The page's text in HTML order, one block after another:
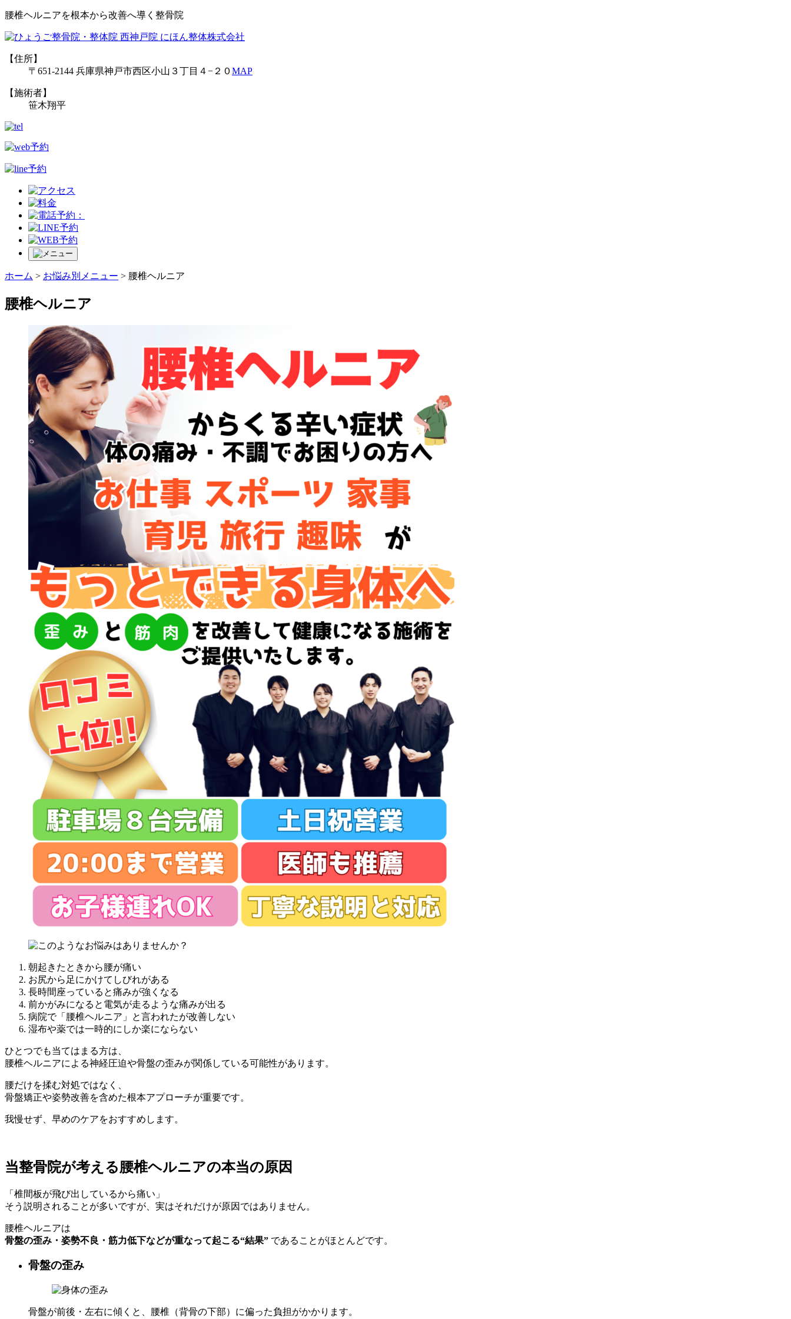
腰椎ヘルニアを根本から改善へ導く整骨院
【住所】
〒651-2144 兵庫県神戸市西区小山３丁目４−２０MAP
【施術者】
笹木翔平
ホーム > お悩み別メニュー > 腰椎ヘルニア
腰椎ヘルニア
朝起きたときから腰が痛い
お尻から足にかけてしびれがある
長時間座っていると痛みが強くなる
前かがみになると電気が走るような痛みが出る
病院で「腰椎ヘルニア」と言われたが改善しない
湿布や薬では一時的にしか楽にならない
ひとつでも当てはまる方は、
腰椎ヘルニアによる神経圧迫や骨盤の歪みが関係している可能性があります。
腰だけを揉む対処ではなく、
骨盤矯正や姿勢改善を含めた根本アプローチが重要です。
我慢せず、早めのケアをおすすめします。
当整骨院が考える腰椎ヘルニアの本当の原因
「椎間板が飛び出しているから痛い」
そう説明されることが多いですが、実はそれだけが原因ではありません。
腰椎ヘルニアは
骨盤の歪み・姿勢不良・筋力低下などが重なって起こる“結果” であることがほとんどです。
骨盤の歪み
骨盤が前後・左右に傾くと、腰椎（背骨の下部）に偏った負担がかかります。